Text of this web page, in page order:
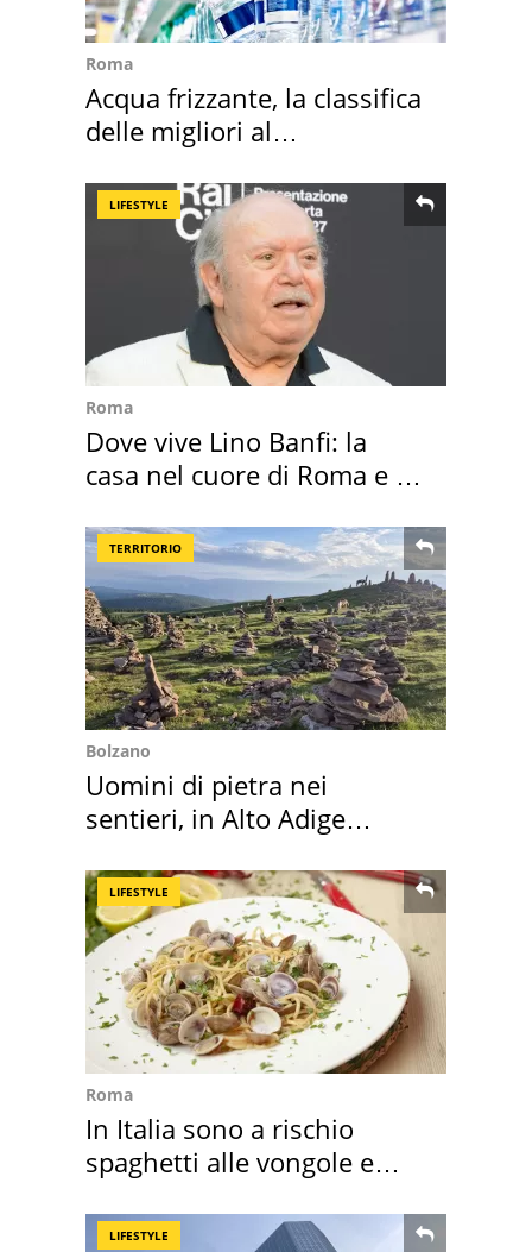
Roma
Acqua frizzante, la classifica
delle migliori al
LIFESTYLE
Roma
Dove vive Lino Banfi: la
casa nel cuore di Roma e i
TERRITORIO
Bolzano
Uomini di pietra nei
sentieri, in Alto Adige
LIFESTYLE
Roma
In Italia sono a rischio
spaghetti alle vongole e
LIFESTYLE